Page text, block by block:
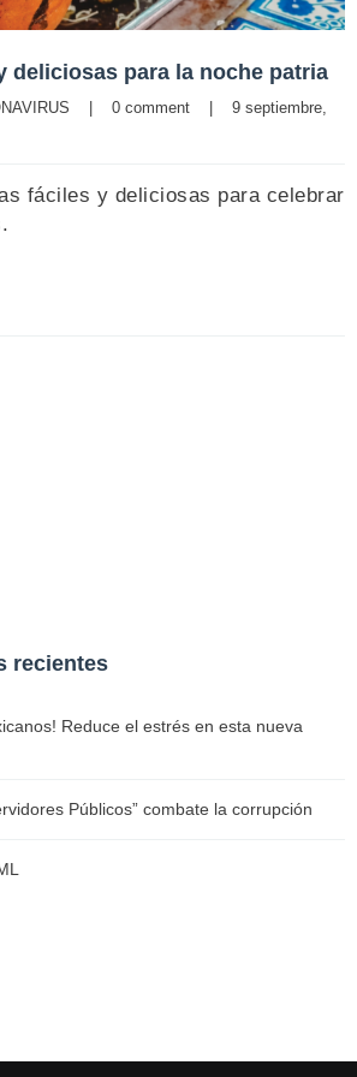
deliciosas para la noche patria
| 0 comment |
9 septiembre,
fáciles y deliciosas para celebrar
recientes
Reduce el estrés en esta nueva
Públicos” combate la corrupción